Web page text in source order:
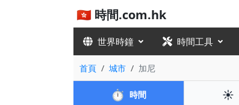
🇭🇰 時間.com.hk
世界時鐘 時間工具
首頁 城市 加尼
⏱️ 時間 ☀️